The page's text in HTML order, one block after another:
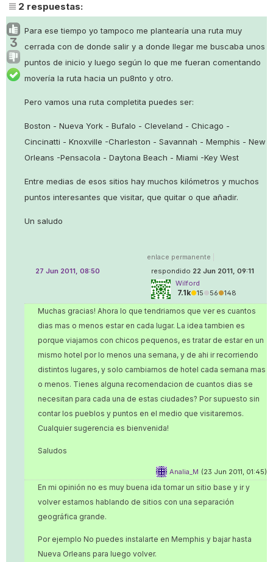
2 respuestas:
3
Para ese tiempo yo tampoco me plantearía una ruta muy
cerrada con de donde salir y a donde llegar me buscaba unos
puntos de inicio y luego según lo que me fueran comentando
movería la ruta hacia un pu8nto y otro.
Pero vamos una ruta completita puedes ser:
Boston - Nueva York - Bufalo - Cleveland - Chicago -
Cincinatti - Knoxville -Charleston - Savannah - Memphis - New
Orleans -Pensacola - Daytona Beach - Miami -Key West
Entre medias de esos sitios hay muchos kilómetros y muchos
puntos interesantes que visitar, que quitar o que añadir.
Un saludo
enlace permanente
respondido 22 Jun 2011, 09:11
Wilford
7.1k●15●56●148
27 Jun 2011, 08:50
Muchas gracias! Ahora lo que tendriamos que ver es cuantos
dias mas o menos estar en cada lugar. La idea tambien es
porque viajamos con chicos pequenos, es tratar de estar en un
mismo hotel por lo menos una semana, y de ahi ir recorriendo
distintos lugares, y solo cambiarnos de hotel cada semana mas
o menos. Tienes alguna recomendacion de cuantos dias se
necesitan para cada una de estas ciudades? Por supuesto sin
contar los pueblos y puntos en el medio que visitaremos.
Cualquier sugerencia es bienvenida!
Saludos
(23 Jun 2011, 01:45)
Analia_M
En mi opinión no es muy buena ida tomar un sitio base y ir y
volver estamos hablando de sitios con una separación
geográfica grande.
Por ejemplo No puedes instalarte en Memphis y bajar hasta
Nueva Orleans para luego volver.